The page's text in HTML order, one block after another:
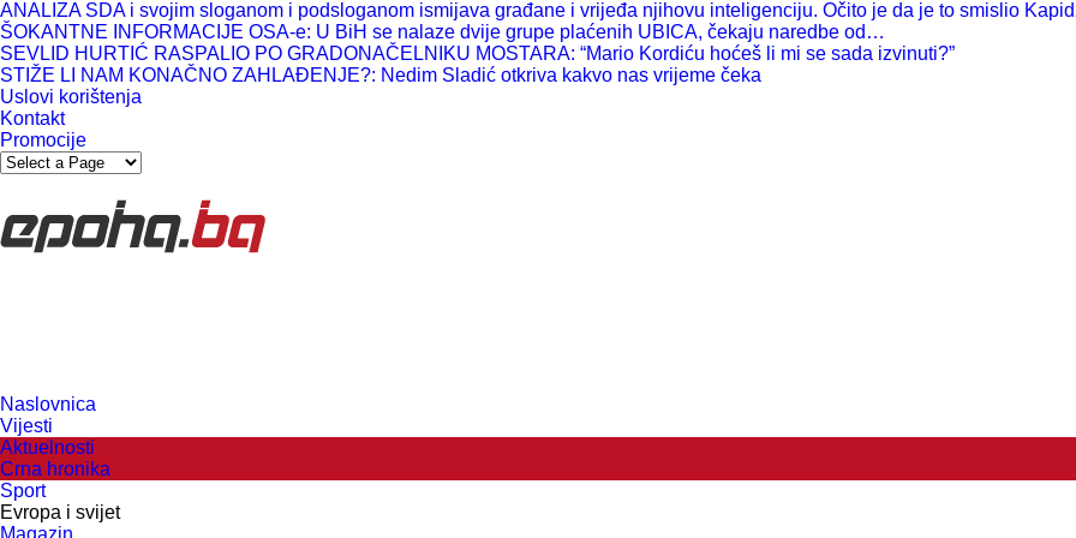
ANALIZA SDA i svojim sloganom i podsloganom ismijava građane i vrijeđa njihovu inteligenciju. Očito je da je to smislio
ŠOKANTNE INFORMACIJE OSA-e: U BiH se nalaze dvije grupe plaćenih UBICA, čekaju naredbe od…
SEVLID HURTIĆ RASPALIO PO GRADONAČELNIKU MOSTARA: “Mario Kordiću hoćeš li mi se sada izvinuti?”
STIŽE LI NAM KONAČNO ZAHLAĐENJE?: Nedim Sladić otkriva kakvo nas vrijeme čeka
Uslovi korištenja
Kontakt
Promocije
Naslovnica
Vijesti
Aktuelnosti
Crna hronika
Sport
Evropa i svijet
Magazin